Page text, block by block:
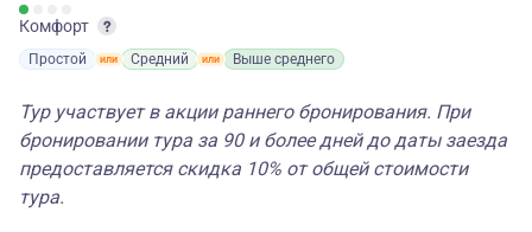
Комфорт
Простой Средний Выше среднего
Тур участвует в акции раннего бронирования. При
бронировании тура за 90 и более дней до даты заезда
предоставляется скидка 10% от общей стоимости
тура.